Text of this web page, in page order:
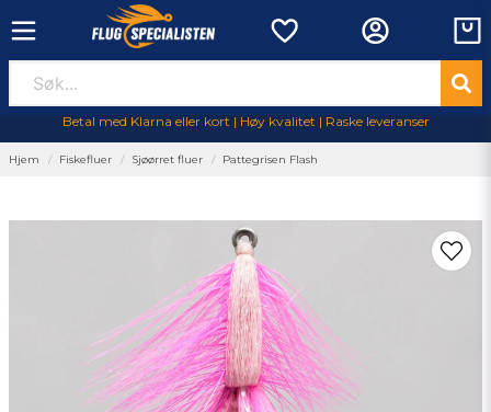
Betal med Klarna eller kort | Høy kvalitet | Raske leveranser
Hjem Fiskefluer Sjøørret fluer Pattegrisen Flash